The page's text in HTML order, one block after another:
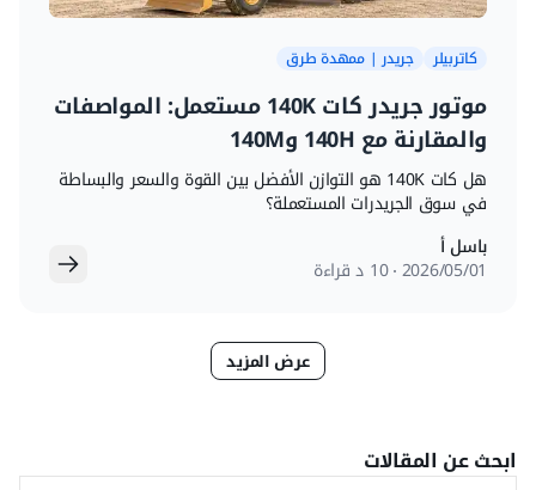
كاتربيلر جريدر | ممهدة طرق
موتور جريدر كات 140K مستعمل: المواصفات
والمقارنة مع 140H و140M
هل كات 140K هو التوازن الأفضل بين القوة والسعر والبساطة
في سوق الجريدرات المستعملة؟
باسل أ
01‏/05‏/2026 10 د قراءة
عرض المزيد
ابحث عن المقالات